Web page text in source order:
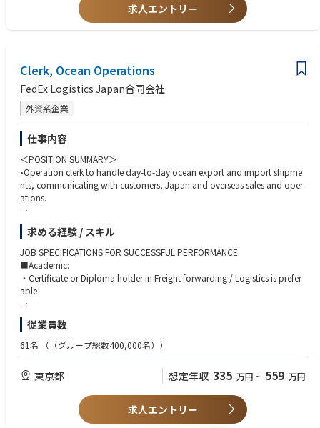
その結果として初めてAmazonの今日の成功と、厳しい競争環境の中でも
将来の成功が約束されます。そしてもちろん、貴方にもその機会がありま
勤務はシフト制となります。夜勤もございます。
※4勤3休・所定労働時間10時間/日
【シフト例】
7:00～18:00
11:00～22:00
21:00～8:00
に挑戦したい方も歓迎します！求人エントリー
Clerk, Ocean Operations
FedEx Logistics Japan合同会社
外資系企業
仕事内容
＜POSITION SUMMARY＞
•Operation clerk to handle day-to-day ocean export and import shipme
nts, communicating with customers, Japan and overseas sales and oper
ations.
＜PRINCIPLE DUTIES, AND RESPONSIBILITIES＞
•Data entry on system to create B/L and billing invoices, and upload doc
uments.
•Communication with carriers for space booking and arrival notification.
•Update shipment milestone to keep traceability.
•Communication with customers to gather documents and information t
o arrange shipments
ded occasionally.
•Communication with overseas branches for pre-alert, track & trace, billi
ng, problem solving, etc.
•Follow standard operating procedures set up for general and for specifi
c business.
•Assigned training to keep high performance.
•Pricing for rate inquiries, gathering rates from carriers and LSPs.
求める経験 / スキル
JOB SPECIFICATIONS FOR SUCCESSFUL PERFORMANCE
■Academic:
・Certificate or Diploma holder in Freight forwarding / Logistics is prefer
able
■Experience & knowledge: ※全てを満たしている必要はございません。
・At least 1 year logistics / freight forwarding experience
・Good command of written and spoken English & local language
■Attribute:
・Team player and good communicator
・Flexibility for new environment, new culture and change
従業員数
61名 （（グループ総数400,000名））
東京都 想定年収 335 万円 ~ 559 万円
求人エントリー